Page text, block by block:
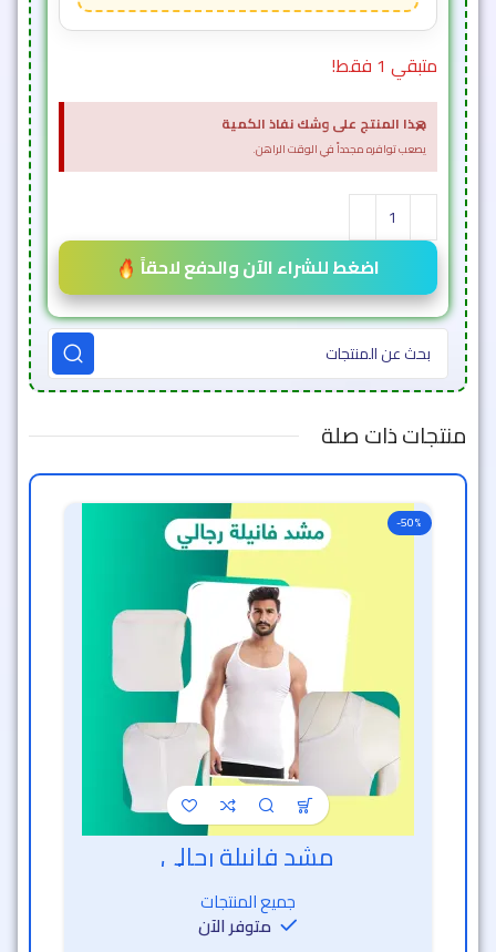
متبقي 1 فقط!
هذا المنتج على وشك نفاذ الكمية
يصعب توافره مجدداً في الوقت الراهن.
×
اضغط للشراء الآن والدفع لاحقاً
منتجات ذات صلة
-50%
خصم الساعة الذهبيةمشد فانيلة رجالي
جميع المنتجات
متوفر الآن